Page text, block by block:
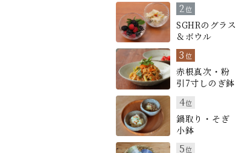
2 位
SGHRのグラス
＆ボウル
3位
赤根真次・粉
引7寸しのぎ鉢
4位
鍋取り・そぎ
小鉢
5位